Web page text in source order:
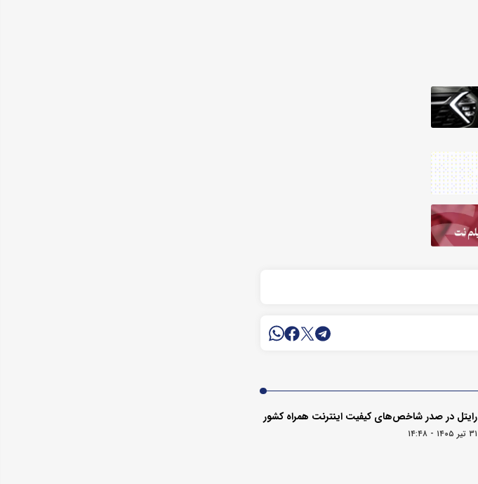
رایتل در صدر شاخص‌های کیفیت اینترنت همراه کشور
۳۱ تیر ۱۴۰۵ - ۱۴:۴۸